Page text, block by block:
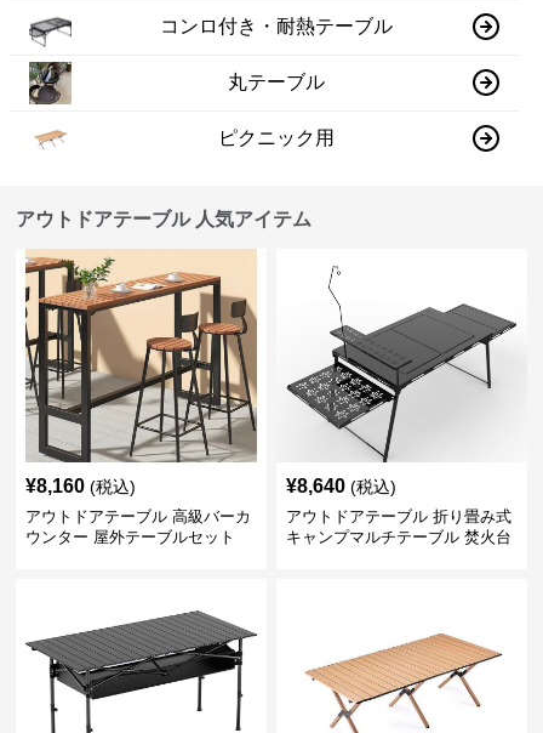
コンロ付き・耐熱テーブル
丸テーブル
ピクニック用
アウトドアテーブル 人気アイテム
¥8,160 (税込)
アウトドアテーブル 高級バーカ
ウンター 屋外テーブルセット
¥8,640 (税込)
アウトドアテーブル 折り畳み式
キャンプマルチテーブル 焚火台